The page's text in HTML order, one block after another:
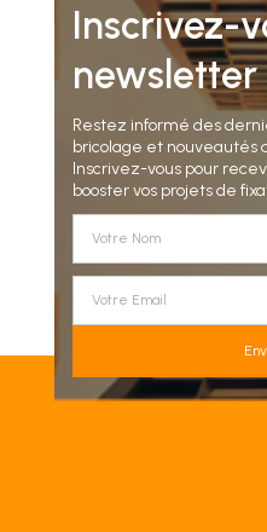
Inscrivez-
newsletter
Restez informé des
bricolage et nouveautés
Inscrivez-vous pour
booster vos projets de